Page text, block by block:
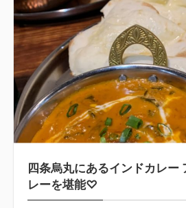
四条烏丸にあるインドカレー
レーを堪能♡